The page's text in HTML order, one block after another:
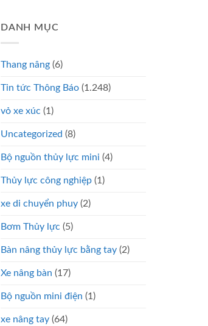
DANH MỤC
Thang nâng (6)
Tin tức Thông Báo (1.248)
vỏ xe xúc (1)
Uncategorized (8)
Bộ nguồn thủy lực mini (4)
Thủy lực công nghiệp (1)
xe di chuyển phuy (2)
Bơm Thủy lực (5)
Bàn nâng thủy lực bằng tay (2)
Xe nâng bàn (17)
Bộ nguồn mini điện (1)
xe nâng tay (64)